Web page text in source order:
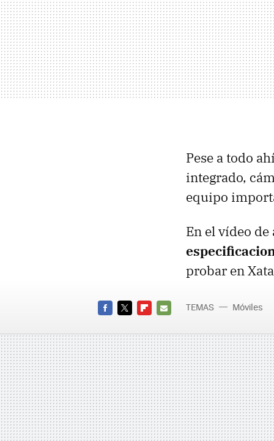
Pese a todo
integrado,
equipo
En el vídeo
probar en
MAIL
TEMAS Móviles